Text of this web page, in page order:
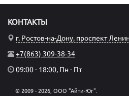
КОНТАКТЫ
г. Ростов-на-Дону, проспект
+7(863) 309-38-34
09:00 - 18:00, Пн - Пт
© 2009 - 2026, ООО "Айти-Юг".